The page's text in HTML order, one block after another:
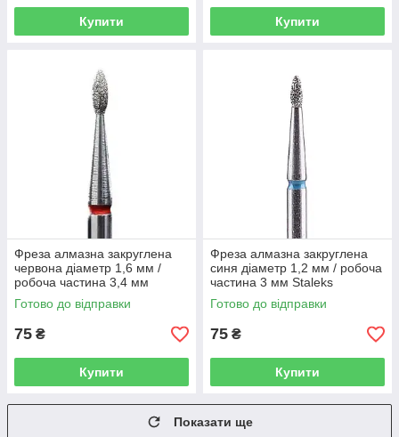
Купити Купити
Фреза алмазна закруглена
червона діаметр 1,6 мм /
робоча частина 3,4 мм
Staleks
Готово до відправки
75 ₴
Купити
Фреза алмазна закруглена
синя діаметр 1,2 мм / робоча
частина 3 мм Staleks
Готово до відправки
75 ₴
Купити
Показати ще